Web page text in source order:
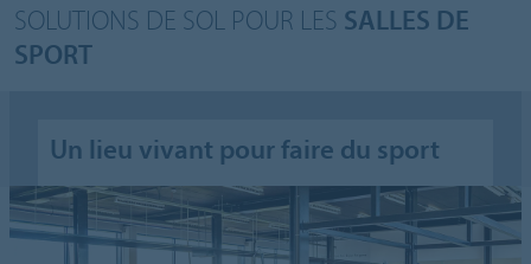
SOLUTIONS DE SOL POUR LES SALLES DE
SPORT
Un lieu vivant pour faire du sport